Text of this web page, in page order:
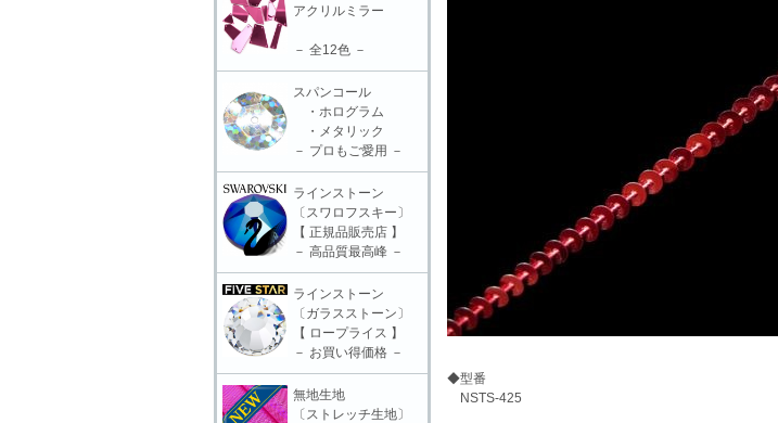
◆型番
NSTS-425
アクリルミラー
－ 全12色 －
スパンコール
・ホログラム
・メタリック
－ プロもご愛用 －
ラインストーン
〔スワロフスキー〕
【 正規品販売店 】
－ 高品質最高峰 －
ラインストーン
〔ガラスストーン〕
【 ロープライス 】
－ お買い得価格 －
無地生地
〔ストレッチ生地〕